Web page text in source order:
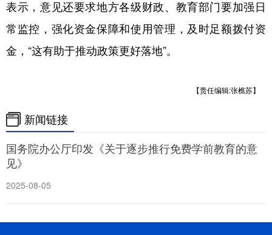
表示，意见还要求地方各级财政、教育部门要加强日
常监控，强化资金保障和使用管理，及时足额拨付资
金，“这有助于推动政策更好落地”。
【责任编辑:张樵苏】
新闻链接
国务院办公厅印发《关于逐步推行免费学前教育的意
见》
2025-08-05